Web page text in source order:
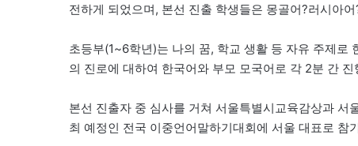
전하게 되었으며, 본선 진출 학생들은 몽골어?러시아
초등부(1~6학년)는 나의 꿈, 학교 생활 등 자유 주제
의 진로에 대하여 한국어와 부모 모국어로 각 2분 간
본선 진출자 중 심사를 거쳐 서울특별시교육감상과 서
최 예정인 전국 이중언어말하기대회에 서울 대표로 참